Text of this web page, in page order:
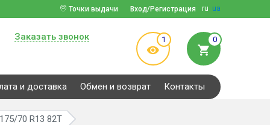
ru ua
Вход/Регистрация
Точки выдачи
Заказать звонок 1 0
и доставка Обмен и возврат Контакты
70 R13 82T